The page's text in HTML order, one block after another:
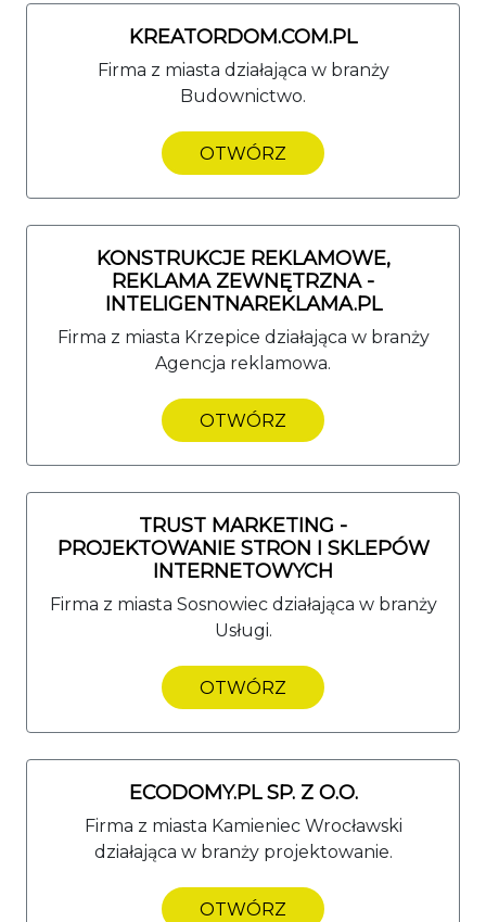
KREATORDOM.COM.PL
Firma z miasta działająca w branży
Budownictwo.
OTWÓRZ
KONSTRUKCJE REKLAMOWE,
REKLAMA ZEWNĘTRZNA -
INTELIGENTNAREKLAMA.PL
Firma z miasta Krzepice działająca w branży
Agencja reklamowa.
OTWÓRZ
TRUST MARKETING -
PROJEKTOWANIE STRON I SKLEPÓW
INTERNETOWYCH
Firma z miasta Sosnowiec działająca w branży
Usługi.
OTWÓRZ
ECODOMY.PL SP. Z O.O.
Firma z miasta Kamieniec Wrocławski
działająca w branży projektowanie.
OTWÓRZ